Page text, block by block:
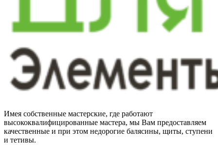
Имея собственные мастерские, где работают
высококвалифицированные мастера, мы Вам предоставляем
качественные и при этом недорогие балясины, щиты, ступени
и тетивы.